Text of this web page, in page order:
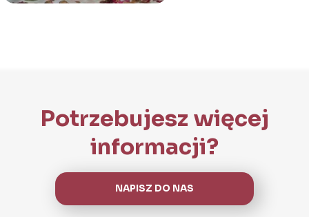
Potrzebujesz więcej
informacji?
NAPISZ DO NAS